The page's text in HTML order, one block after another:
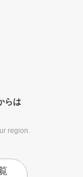
らは
region.